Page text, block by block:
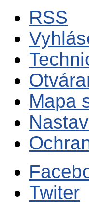
RSS
Mapa
Twiter